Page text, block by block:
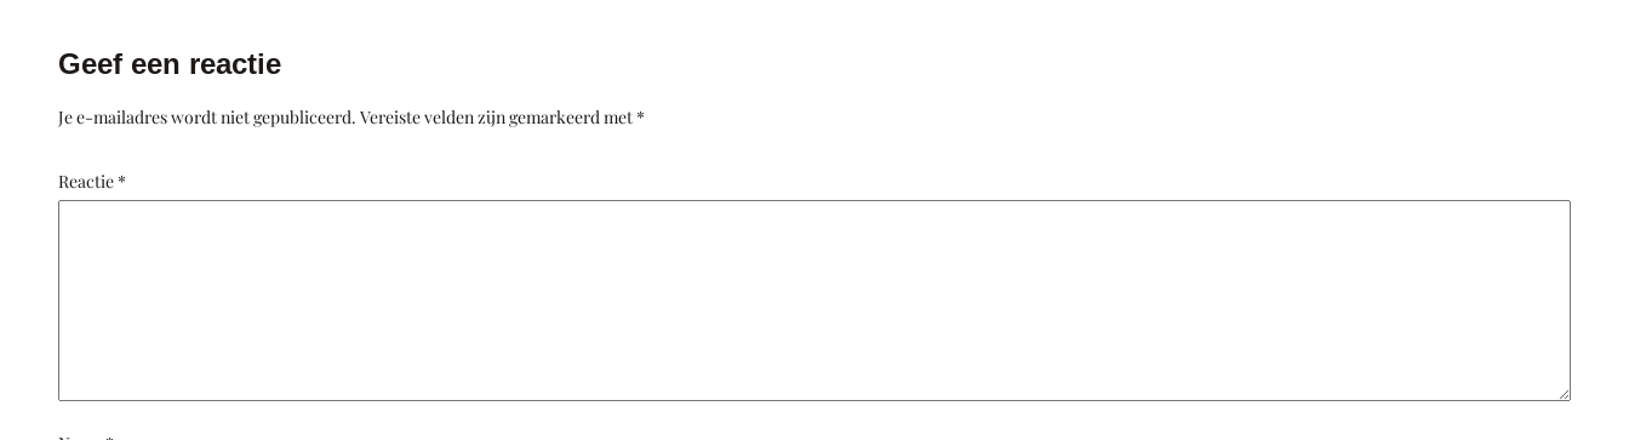
Geef een reactie
Je e-mailadres wordt niet gepubliceerd. Vereiste velden zijn gemarkeerd met *
Reactie *